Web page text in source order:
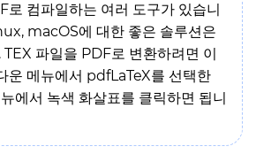
로 컴파일하는 여러 도구가 있습니
macOS에 대한 좋은 솔루션은
파일을 PDF로 변환하려면 이
운 메뉴에서 pdfLaTeX를 선택한
에서 녹색 화살표를 클릭하면 됩니